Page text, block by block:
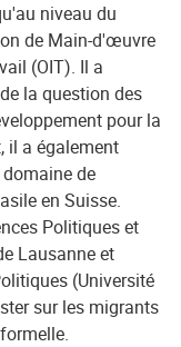
niveau du
de Main-d'œuvre
(OIT). Il a
la question des
pour la
il a également
de
en Suisse.
Politiques et
Lausanne et
(Université
sur les migrants